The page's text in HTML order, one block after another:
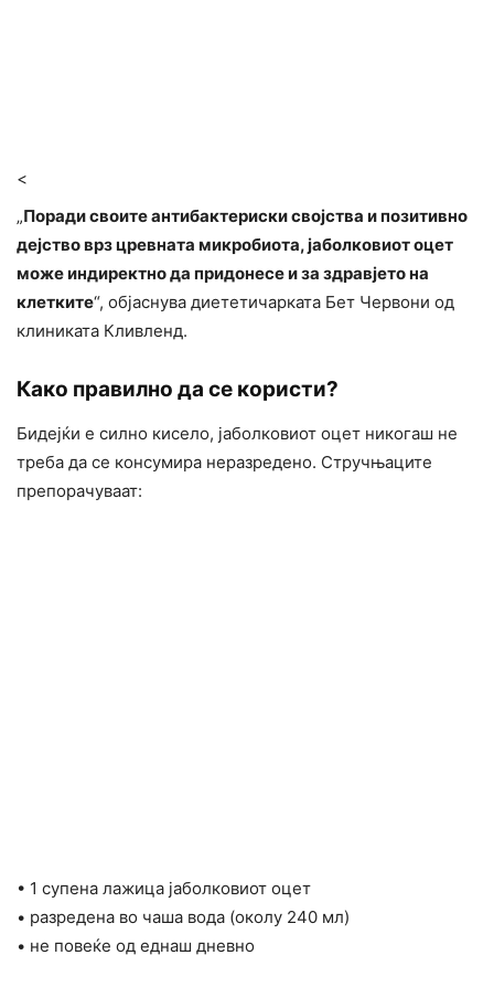
<
„Поради своите антибактериски својства и позитивно
дејство врз цревната микробиота, јаболковиот оцет
може индиректно да придонесе и за здравјето на
клетките“, објаснува диететичарката Бет Червони од
клиниката Кливленд.
Како правилно да се користи?
Бидејќи е силно кисело, јаболковиот оцет никогаш не
треба да се консумира неразредено. Стручњаците
препорачуваат:
• 1 супена лажица јаболковиот оцет
• разредена во чаша вода (околу 240 мл)
• не повеќе од еднаш дневно